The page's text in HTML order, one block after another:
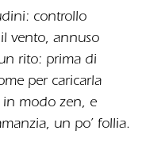
controllo
vento, annuso
rito: prima di
per caricarla
in modo zen, e
un po’ follia.